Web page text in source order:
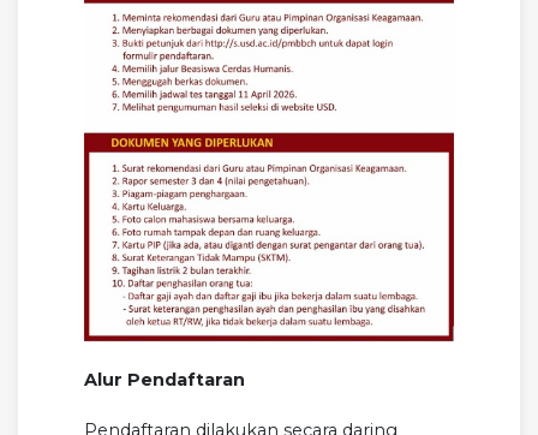
Alur Pendaftaran
Pendaftaran dilakukan secara daring